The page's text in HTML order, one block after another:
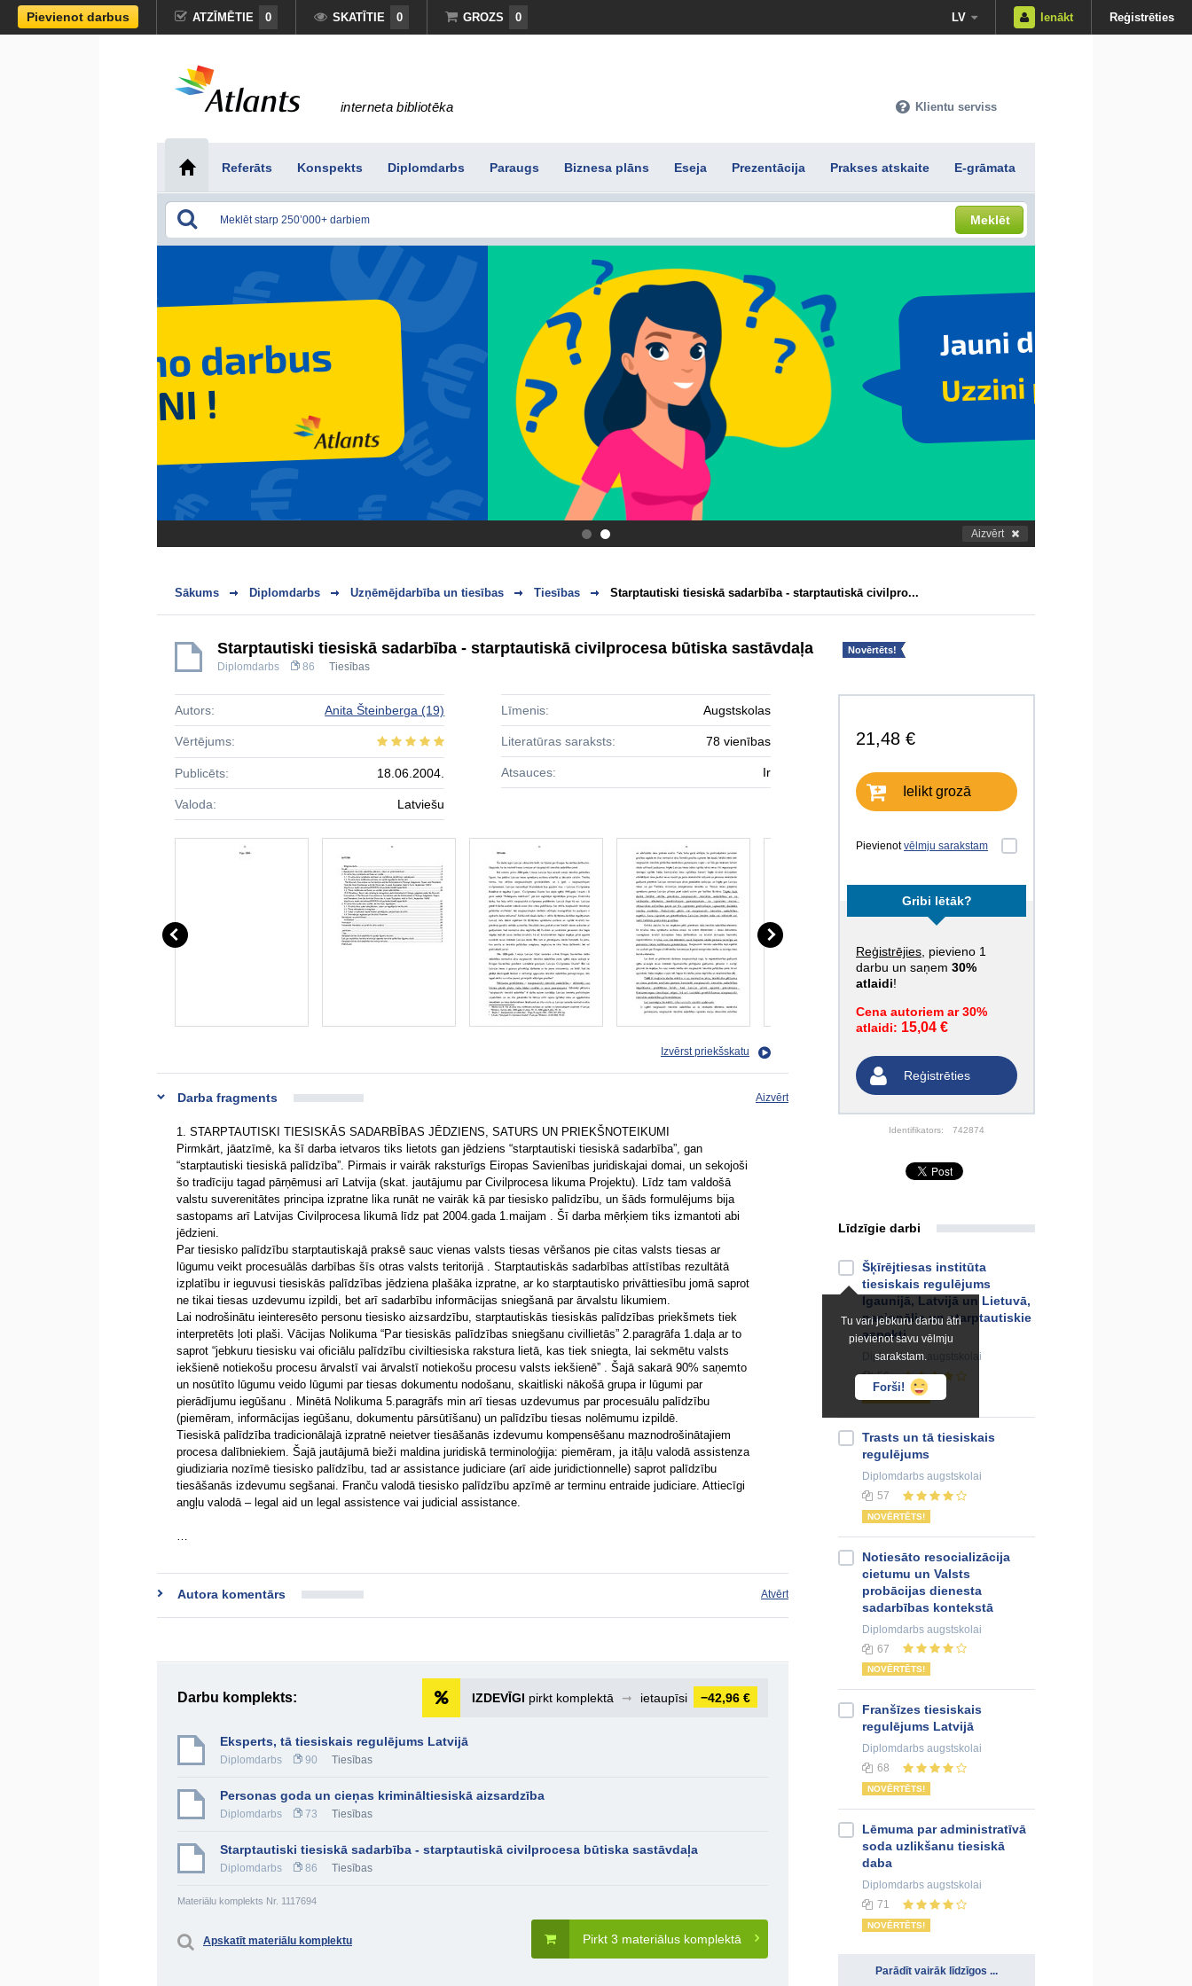
Pievienot darbus ATZĪMĒTIE 0 SKATĪTIE 0 GROZS 0 LV Ienākt Reģistrēties
interneta bibliotēka Klientu serviss
Referāts Konspekts Diplomdarbs Paraugs Biznesa plāns Eseja Prezentācija Prakses atskaite E-grāmata
Meklēt
. Aizvērt
Sākums Diplomdarbs Uzņēmējdarbība un tiesības Tiesības Starptautiski tiesiskā sadarbība - starptautiskā civilpro...
Starptautiski tiesiskā sadarbība - starptautiskā civilprocesa būtiska sastāvdaļa Novērtēts!
Diplomdarbs 86 Tiesības
21,48 €
Ielikt grozā
Pievienotvēlmju sarakstam
Gribi lētāk?
Reģistrējies , pievieno 1
darbu un saņem 30%
atlaidi!
Cena autoriem ar 30%
atlaidi: 15,04 €
Reģistrēties
Identifikators: 742874
Autors: Anita Šteinberga (19)
Vērtējums:
Publicēts: 18.06.2004.
Valoda: Latviešu
Līmenis: Augstskolas
Literatūras saraksts: 78 vienības
Atsauces: Ir
Izvērst priekšskatu
Darba fragments Aizvērt
1. STARPTAUTISKI TIESISKĀS SADARBĪBAS JĒDZIENS, SATURS UN PRIEKŠNOTEIKUMI
Pirmkārt, jāatzīmē, ka šī darba ietvaros tiks lietots gan jēdziens “starptautiski tiesiskā sadarbība”, gan
“starptautiski tiesiskā palīdzība”. Pirmais ir vairāk raksturīgs Eiropas Savienības juridiskajai domai, un sekojoši
šo tradīciju tagad pārņēmusi arī Latvija (skat. jautājumu par Civilprocesa likuma Projektu). Līdz tam valdošā
valstu suverenitātes principa izpratne lika runāt ne vairāk kā par tiesisko palīdzību, un šāds formulējums bija
sastopams arī Latvijas Civilprocesa likumā līdz pat 2004.gada 1.maijam . Šī darba mērķiem tiks izmantoti abi
jēdzieni.
Par tiesisko palīdzību starptautiskajā praksē sauc vienas valsts tiesas vēršanos pie citas valsts tiesas ar
lūgumu veikt procesuālās darbības šīs otras valsts teritorijā . Starptautiskās sadarbības attīstības rezultātā
izplatību ir ieguvusi tiesiskās palīdzības jēdziena plašāka izpratne, ar ko starptautisko privāttiesību jomā saprot
ne tikai tiesas uzdevumu izpildi, bet arī sadarbību informācijas sniegšanā par ārvalstu likumiem.
Lai nodrošinātu ieinteresēto personu tiesisko aizsardzību, starptautiskās tiesiskās palīdzības priekšmets tiek
interpretēts ļoti plaši. Vācijas Nolikuma “Par tiesiskās palīdzības sniegšanu civillietās” 2.paragrāfa 1.daļa ar to
saprot “jebkuru tiesisku vai oficiālu palīdzību civiltiesiska rakstura lietā, kas tiek sniegta, lai sekmētu valsts
iekšienē notiekošu procesu ārvalstī vai ārvalstī notiekošu procesu valsts iekšienē” . Šajā sakarā 90% saņemto
un nosūtīto lūgumu veido lūgumi par tiesas dokumentu nodošanu, skaitliski nākošā grupa ir lūgumi par
pierādījumu iegūšanu . Minētā Nolikuma 5.paragrāfs min arī tiesas uzdevumus par procesuālu palīdzību
(piemēram, informācijas iegūšanu, dokumentu pārsūtīšanu) un palīdzību tiesas nolēmumu izpildē.
Tiesiskā palīdzība tradicionālajā izpratnē neietver tiesāšanās izdevumu kompensēšanu maznodrošinātajiem
procesa dalībniekiem. Šajā jautājumā bieži maldina juridiskā terminoloģija: piemēram, ja itāļu valodā assistenza
giudiziaria nozīmē tiesisko palīdzību, tad ar assistance judiciare (arī aide juridictionnelle) saprot palīdzību
tiesāšanās izdevumu segšanai. Franču valodā tiesisko palīdzību apzīmē ar terminu entraide judiciare. Attiecīgi
angļu valodā – legal aid un legal assistence vai judicial assistance.
…
Autora komentārs Atvērt
Darbu komplekts: IZDEVĪGI pirkt komplektā ➞ ietaupīsi −42,96 €
Eksperts, tā tiesiskais regulējums Latvijā
Diplomdarbs 90 Tiesības
Personas goda un cieņas krimināltiesiskā aizsardzība
Diplomdarbs 73 Tiesības
Starptautiski tiesiskā sadarbība - starptautiskā civilprocesa būtiska sastāvdaļa
Diplomdarbs 86 Tiesības
Materiālu komplekts Nr. 1117694
Pirkt 3 materiālus komplektā
Apskatīt materiālu komplektu
Līdzīgie darbi
Tu vari jebkuru darbu ātri
pievienot savu vēlmju
sarakstam.
Forši!
Šķīrējtiesas institūta
tiesiskais regulējums
Igaunijā, Latvijā un Lietuvā,
nacionālie un starptautiskie
aspekti
Diplomdarbsaugstskolai
56
NOVĒRTĒTS!
Trasts un tā tiesiskais
regulējums
Diplomdarbs augstskolai
57
NOVĒRTĒTS!
Notiesāto resocializācija
cietumu un Valsts
probācijas dienesta
sadarbības kontekstā
Diplomdarbs augstskolai
67
NOVĒRTĒTS!
Franšīzes tiesiskais
regulējums Latvijā
Diplomdarbs augstskolai
68
NOVĒRTĒTS!
Lēmuma par administratīvā
soda uzlikšanu tiesiskā
daba
Diplomdarbs augstskolai
71
NOVĒRTĒTS!
Parādīt vairāk līdzīgos ...